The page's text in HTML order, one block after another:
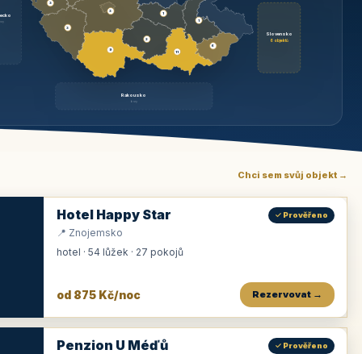
Slovensko
6 objektů
Rakousko
brzy
3
9
3
3
1
2
11
1
6
Chci sem svůj objekt →
Hotel Happy Star ✓ Prověřeno
📍 Znojemsko
hotel · 54 lůžek · 27 pokojů
od 875 Kč/noc Rezervovat →
Penzion U Méďů ✓ Prověřeno